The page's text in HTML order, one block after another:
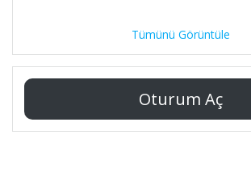
Tümünü Görüntüle
Oturum Aç